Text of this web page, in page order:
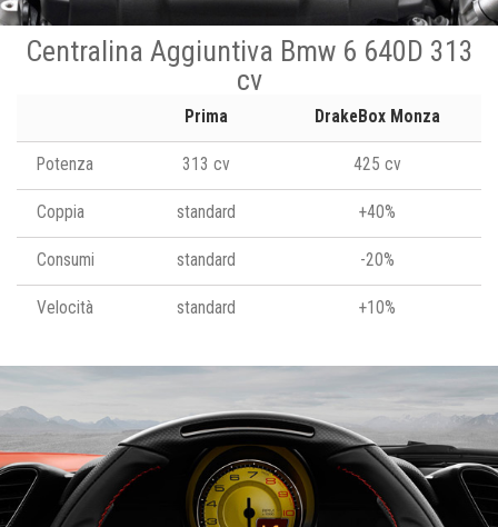
Centralina Aggiuntiva Bmw 6 640D 313
cv
Prima DrakeBox Monza
Potenza 313 cv 425 cv
Coppia standard +40%
Consumi standard -20%
Velocità standard +10%